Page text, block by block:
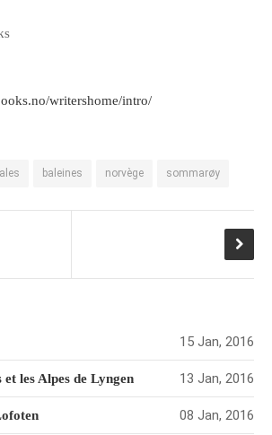
writershome/intro/
baleines norvège sommarøy
15 Jan, 2016
les Alpes de Lyngen 13 Jan, 2016
08 Jan, 2016